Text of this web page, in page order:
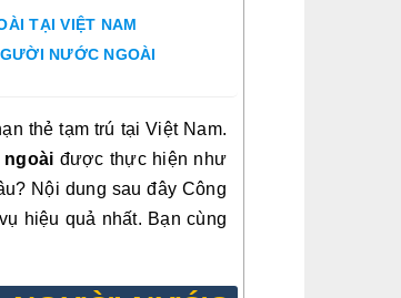
TẠI VIỆT NAM
NƯỚC NGOÀI
thẻ tạm trú tại Việt Nam.
được thực hiện như
Nội dung sau đây Công
hiệu quả nhất. Bạn cùng